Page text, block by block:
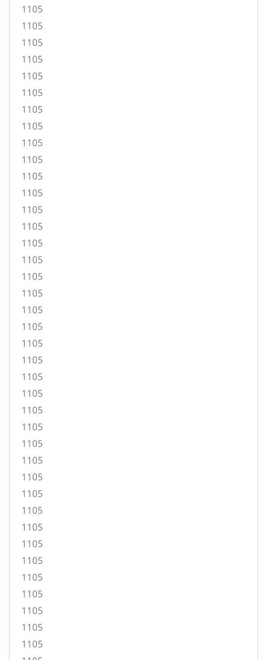
1105
1105
1105
1105
1105
1105
1105
1105
1105
1105
1105
1105
1105
1105
1105
1105
1105
1105
1105
1105
1105
1105
1105
1105
1105
1105
1105
1105
1105
1105
1105
1105
1105
1105
1105
1105
1105
1105
1105